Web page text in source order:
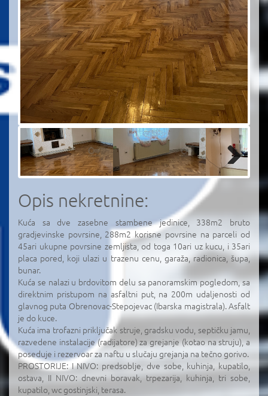
Next
Opis nekretnine:
Kuća sa dve zasebne stambene jedinice, 338m2 bruto
gradjevinske povrsine, 288m2 korisne povrsine na parceli od
45ari ukupne povrsine zemljista, od toga 10ari uz kucu, i 35ari
placa pored, koji ulazi u trazenu cenu, garaža, radionica, šupa,
bunar.
Kuća se nalazi u brdovitom delu sa panoramskim pogledom, sa
direktnim pristupom na asfaltni put, na 200m udaljenosti od
glavnog puta Obrenovac-Stepojevac (Ibarska magistrala). Asfalt
je do kuce.
Kuća ima trofazni priključak struje, gradsku vodu, septičku jamu,
razvedene instalacije (radijatore) za grejanje (kotao na struju), a
poseduje i rezervoar za naftu u slučaju grejanja na tečno gorivo.
PROSTORIJE: I NIVO: predsoblje, dve sobe, kuhinja, kupatilo,
ostava, II NIVO: dnevni boravak, trpezarija, kuhinja, tri sobe,
kupatilo, wc gostinjski, terasa.